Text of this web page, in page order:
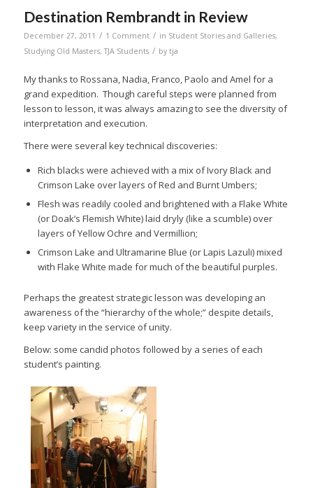
Destination Rembrandt in Review
December 27, 2011 / 1 Comment / in Student Stories and Galleries,
Studying Old Masters,TJA Students / by tja
My thanks to Rossana, Nadia, Franco, Paolo and Amel for a
grand expedition. Though careful steps were planned from
lesson to lesson, it was always amazing to see the diversity of
interpretation and execution.
There were several key technical discoveries:
Rich blacks were achieved with a mix of Ivory Black and
Crimson Lake over layers of Red and Burnt Umbers;
Flesh was readily cooled and brightened with a Flake White
(or Doak’s Flemish White) laid dryly (like a scumble) over
layers of Yellow Ochre and Vermillion;
Crimson Lake and Ultramarine Blue (or Lapis Lazuli) mixed
with Flake White made for much of the beautiful purples.
Perhaps the greatest strategic lesson was developing an
awareness of the “hierarchy of the whole;” despite details,
keep variety in the service of unity.
Below: some candid photos followed by a series of each
student’s painting.